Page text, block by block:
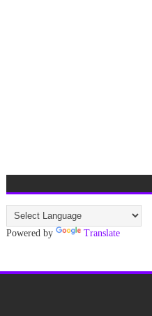
Powered by Translate